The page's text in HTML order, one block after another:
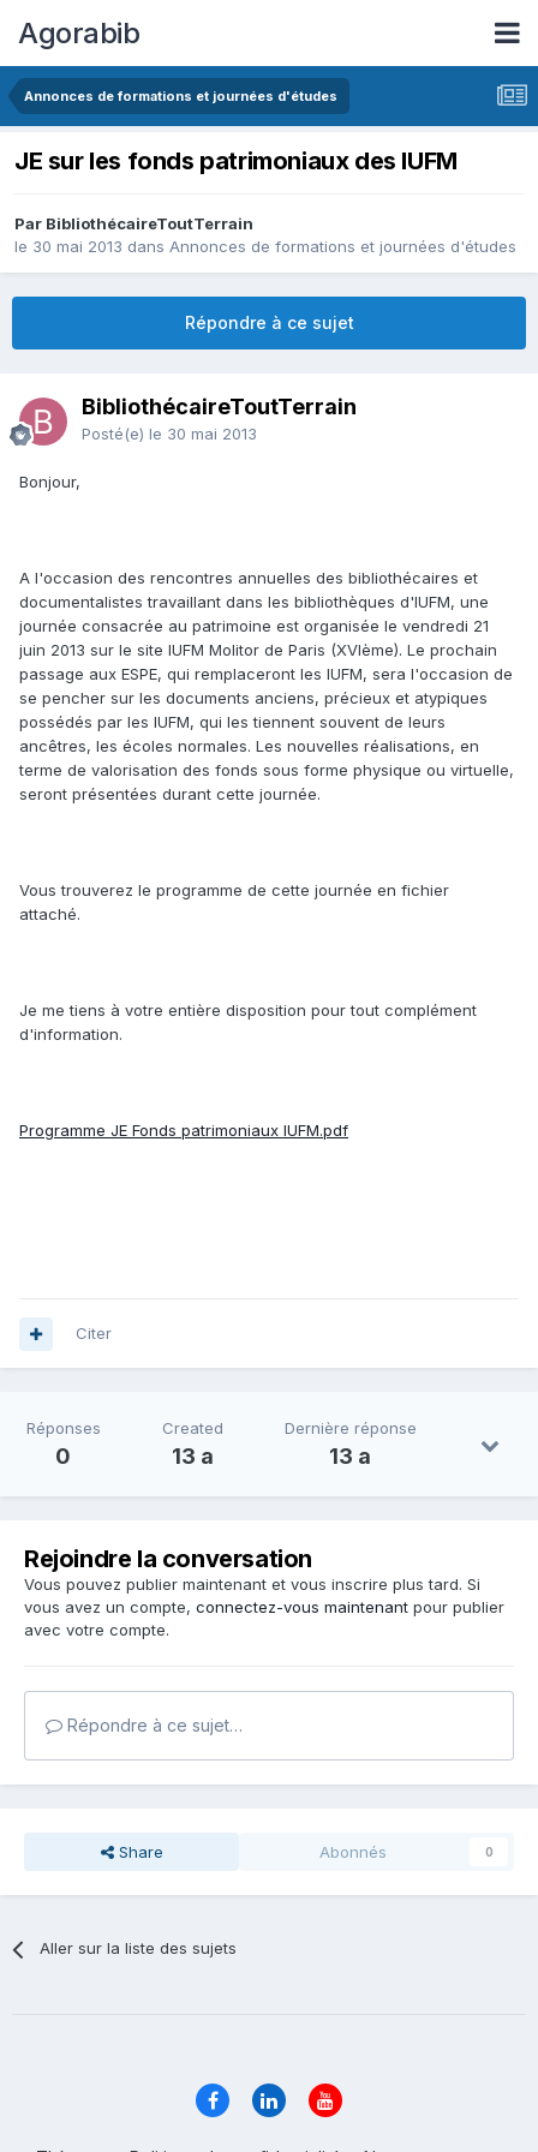
Agorabib
Annonces de formations et journées d'études
JE sur les fonds patrimoniaux des IUFM
Par BibliothécaireToutTerrain
le 30 mai 2013 dans Annonces de formations et journées d'études
Répondre à ce sujet
BibliothécaireToutTerrain
Posté(e) le 30 mai 2013
Bonjour,
A l'occasion des rencontres annuelles des bibliothécaires et
documentalistes travaillant dans les bibliothèques d'IUFM, une
journée consacrée au patrimoine est organisée le vendredi 21
juin 2013 sur le site IUFM Molitor de Paris (XVIème). Le prochain
passage aux ESPE, qui remplaceront les IUFM, sera l'occasion de
se pencher sur les documents anciens, précieux et atypiques
possédés par les IUFM, qui les tiennent souvent de leurs
ancêtres, les écoles normales. Les nouvelles réalisations, en
terme de valorisation des fonds sous forme physique ou virtuelle,
seront présentées durant cette journée.
Vous trouverez le programme de cette journée en fichier
attaché.
Je me tiens à votre entière disposition pour tout complément
d'information.
Programme JE Fonds patrimoniaux IUFM.pdf
Citer
Réponses
0
Created
13 a
Dernière réponse
13 a
Rejoindre la conversation
Vous pouvez publier maintenant et vous inscrire plus tard. Si
vous avez un compte, connectez-vous maintenant pour publier
avec votre compte.
Répondre à ce sujet…
Share Abonnés 0
Aller sur la liste des sujets